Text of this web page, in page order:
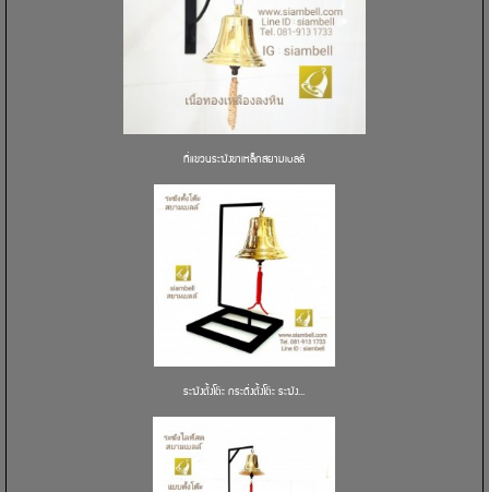
ที่แขวนระฆังขาเหล็กสยามเบลล์
ระฆังตั้งโต๊ะ กระดิ่งตั้งโต๊ะ ระฆัง...